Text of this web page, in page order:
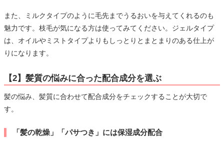
また、ミルクタイプのように毛先までうるおいを与えてくれるのも
魅力です。枝毛が気になる方は使ってみてください。ジェルタイプ
は、オイルやミストタイプよりもしっとりとまとまりのある仕上が
りになります。
【2】髪質の悩みに合った配合成分を選ぶ
髪の悩み、髪質に合わせて配合成分をチェックすることが大切で
す。
「髪の乾燥」「パサつき」には保湿成分配合